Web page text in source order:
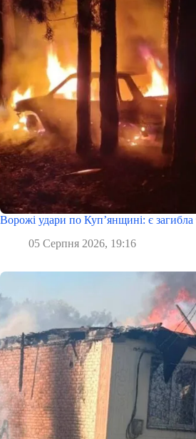
Ворожі удари по Куп’янщині: є загибла
05 Серпня 2026, 19:16